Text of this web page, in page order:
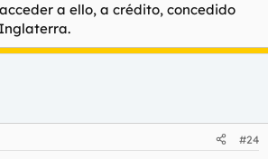
a ello, a crédito, concedido
#24